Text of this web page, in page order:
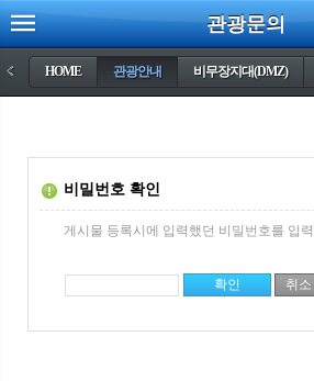
관광문의
< HOME 관광안내 비무장지대(DMZ)
비밀번호 확인
게시물 등록시에 입력했던 비밀번호를 입